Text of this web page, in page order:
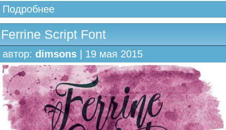
Подробнее
Ferrine Script Font
автор: dimsons | 19 мая 2015